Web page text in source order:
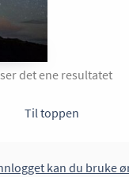
det ene resultatet
Til toppen
kan du bruke